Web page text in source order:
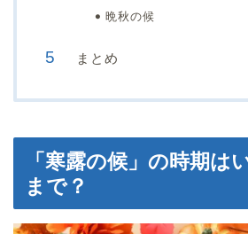
晩秋の候
まとめ
「寒露の候」の時期は
まで？